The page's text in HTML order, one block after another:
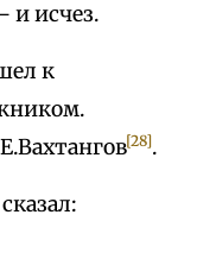
и исчез.
к
[28].